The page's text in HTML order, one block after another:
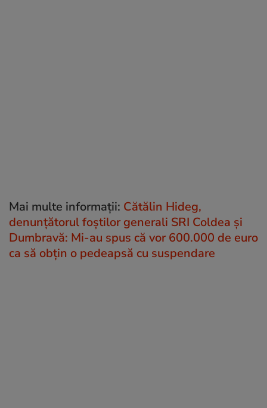
Mai multe informații: Cătălin Hideg,
denunțătorul foştilor generali SRI Coldea şi
Dumbravă: Mi-au spus că vor 600.000 de euro
ca să obțin o pedeapsă cu suspendare